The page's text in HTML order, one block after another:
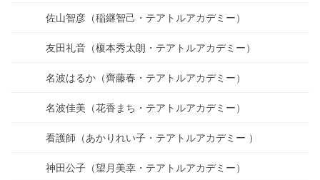
佐山智彦（稲継智己・テアトルアカデミー）
友田礼音（榎本秀太朗・テアトルアカデミー）
名波はるか（齊藤春・テアトルアカデミー）
名波佳美（花香まち・テアトルアカデミー）
看護師（あかりれい子・テアトルアカデミー ）
神田公子（望月美幸・テアトルアカデミー）